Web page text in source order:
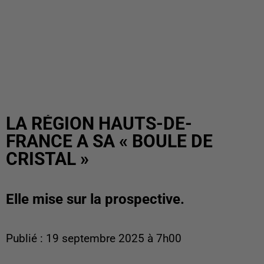
LA RÉGION HAUTS-DE-
FRANCE A SA « BOULE DE
CRISTAL »
Elle mise sur la prospective.
Publié : 19 septembre 2025 à 7h00